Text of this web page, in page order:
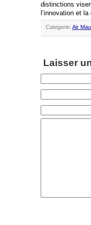
distinctions
l’innovation et
Categorie: Air
Laisser